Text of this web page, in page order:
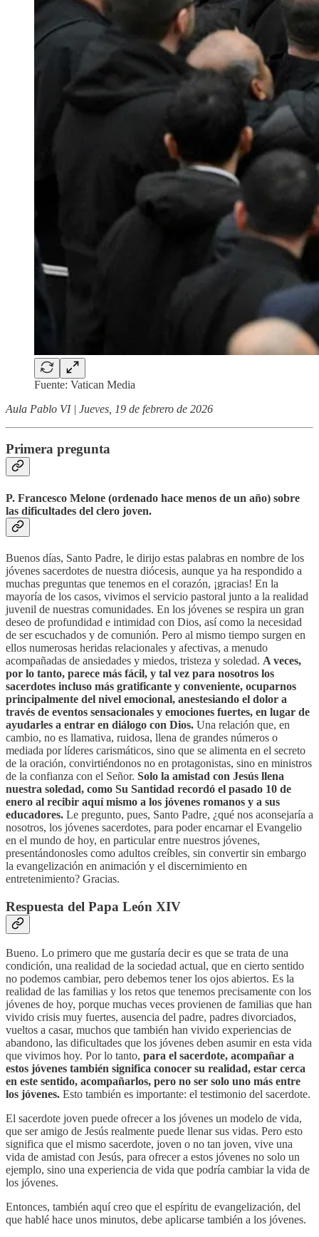
Fuente: Vatican Media
Aula Pablo VI | Jueves, 19 de febrero de 2026
Primera pregunta
P. Francesco Melone (ordenado hace menos de un año) sobre
las dificultades del clero joven.
Buenos días, Santo Padre, le dirijo estas palabras en nombre de los
jóvenes sacerdotes de nuestra diócesis, aunque ya ha respondido a
muchas preguntas que tenemos en el corazón, ¡gracias! En la
mayoría de los casos, vivimos el servicio pastoral junto a la realidad
juvenil de nuestras comunidades. En los jóvenes se respira un gran
deseo de profundidad e intimidad con Dios, así como la necesidad
de ser escuchados y de comunión. Pero al mismo tiempo surgen en
ellos numerosas heridas relacionales y afectivas, a menudo
acompañadas de ansiedades y miedos, tristeza y soledad. A veces,
por lo tanto, parece más fácil, y tal vez para nosotros los
sacerdotes incluso más gratificante y conveniente, ocuparnos
principalmente del nivel emocional, anestesiando el dolor a
través de eventos sensacionales y emociones fuertes, en lugar de
ayudarles a entrar en diálogo con Dios. Una relación que, en
cambio, no es llamativa, ruidosa, llena de grandes números o
mediada por líderes carismáticos, sino que se alimenta en el secreto
de la oración, convirtiéndonos no en protagonistas, sino en ministros
de la confianza con el Señor. Solo la amistad con Jesús llena
nuestra soledad, como Su Santidad recordó el pasado 10 de
enero al recibir aquí mismo a los jóvenes romanos y a sus
educadores. Le pregunto, pues, Santo Padre, ¿qué nos aconsejaría a
nosotros, los jóvenes sacerdotes, para poder encarnar el Evangelio
en el mundo de hoy, en particular entre nuestros jóvenes,
presentándonosles como adultos creíbles, sin convertir sin embargo
la evangelización en animación y el discernimiento en
entretenimiento? Gracias.
Respuesta del Papa León XIV
Bueno. Lo primero que me gustaría decir es que se trata de una
condición, una realidad de la sociedad actual, que en cierto sentido
no podemos cambiar, pero debemos tener los ojos abiertos. Es la
realidad de las familias y los retos que tenemos precisamente con los
jóvenes de hoy, porque muchas veces provienen de familias que han
vivido crisis muy fuertes, ausencia del padre, padres divorciados,
vueltos a casar, muchos que también han vivido experiencias de
abandono, las dificultades que los jóvenes deben asumir en esta vida
que vivimos hoy. Por lo tanto, para el sacerdote, acompañar a
estos jóvenes también significa conocer su realidad, estar cerca
en este sentido, acompañarlos, pero no ser solo uno más entre
los jóvenes. Esto también es importante: el testimonio del sacerdote.
El sacerdote joven puede ofrecer a los jóvenes un modelo de vida,
que ser amigo de Jesús realmente puede llenar sus vidas. Pero esto
significa que el mismo sacerdote, joven o no tan joven, vive una
vida de amistad con Jesús, para ofrecer a estos jóvenes no solo un
ejemplo, sino una experiencia de vida que podría cambiar la vida de
los jóvenes.
Entonces, también aquí creo que el espíritu de evangelización, del
que hablé hace unos minutos, debe aplicarse también a los jóvenes.